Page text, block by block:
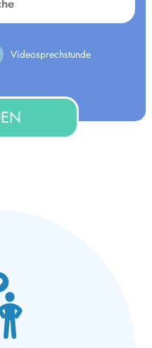
Videosprechstunde